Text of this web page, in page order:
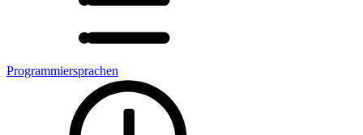
Programmiersprachen